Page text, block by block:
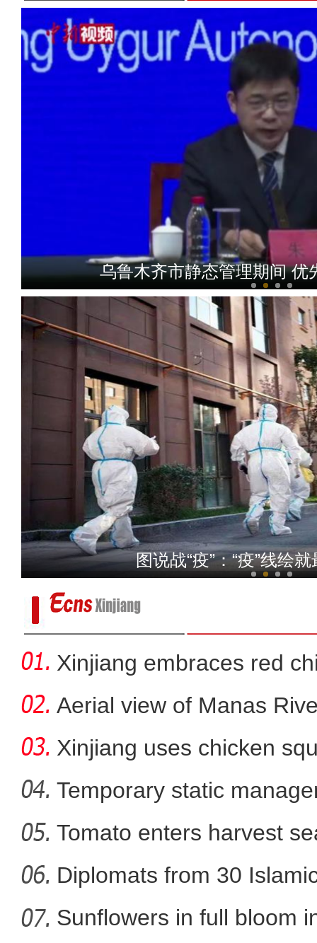
乌鲁木齐市静态管理期间 优
新疆：阳性感染者仍处高
温室大棚成为新疆农民
图说战“疫”：“疫”线绘
Xinjiang embraces red
Aerial view of Manas
Xinjiang uses chicken
Temporary static
parts
Tomato enters harvest
Diplomats from 30
Sunflowers in full bloom